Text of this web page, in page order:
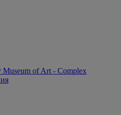
of Art - Complex